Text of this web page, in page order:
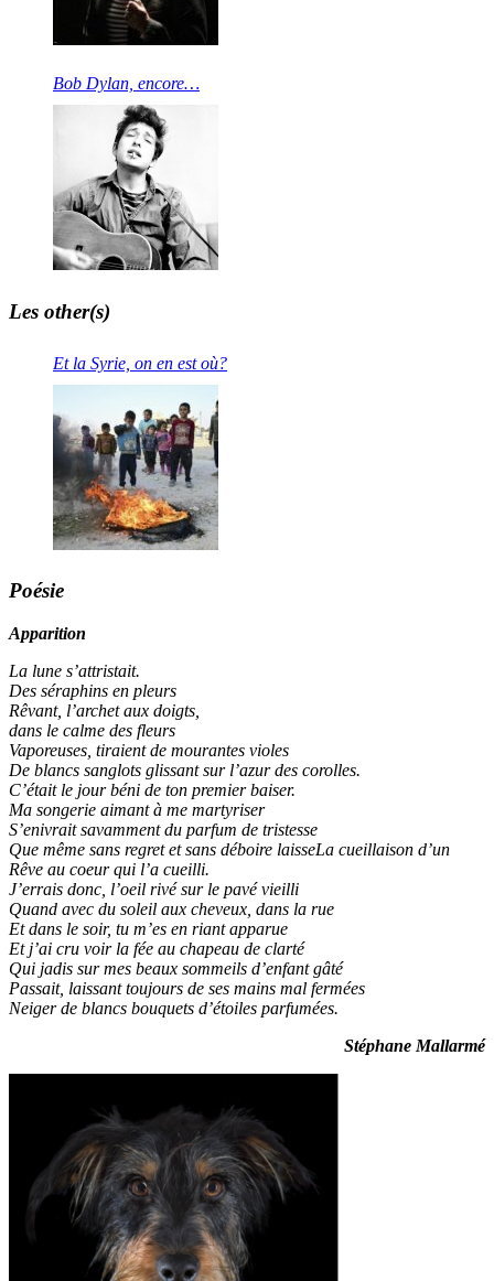
Bob Dylan, encore…
Les other(s)
Et la Syrie, on en est où?
Poésie
Apparition
La lune s’attristait.
Des séraphins en pleurs
Rêvant, l’archet aux doigts,
dans le calme des fleurs
Vaporeuses, tiraient de mourantes violes
De blancs sanglots glissant sur l’azur des corolles.
C’était le jour béni de ton premier baiser.
Ma songerie aimant à me martyriser
S’enivrait savamment du parfum de tristesse
Que même sans regret et sans déboire laisseLa cueillaison d’un
Rêve au coeur qui l’a cueilli.
J’errais donc, l’oeil rivé sur le pavé vieilli
Quand avec du soleil aux cheveux, dans la rue
Et dans le soir, tu m’es en riant apparue
Et j’ai cru voir la fée au chapeau de clarté
Qui jadis sur mes beaux sommeils d’enfant gâté
Passait, laissant toujours de ses mains mal fermées
Neiger de blancs bouquets d’étoiles parfumées.
Stéphane Mallarmé